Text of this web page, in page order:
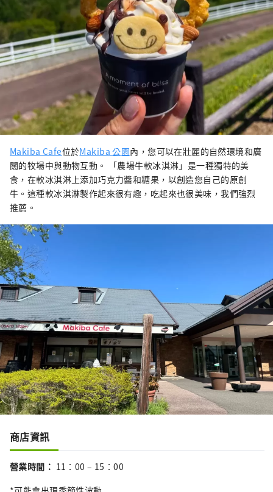
Makiba Cafe位於Makiba 公園內，您可以在壯麗的自然環境和廣
闊的牧場中與動物互動。 「農場牛軟冰淇淋」是一種獨特的美
食，在軟冰淇淋上添加巧克力醬和糖果，以創造您自己的原創
牛。這種軟冰淇淋製作起來很有趣，吃起來也很美味，我們強烈
推薦。
商店資訊
營業時間 ： 11：00 – 15：00